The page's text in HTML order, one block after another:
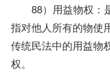
88）用益物权：
指对他人所有的物使
传统民法中的用益物
权。